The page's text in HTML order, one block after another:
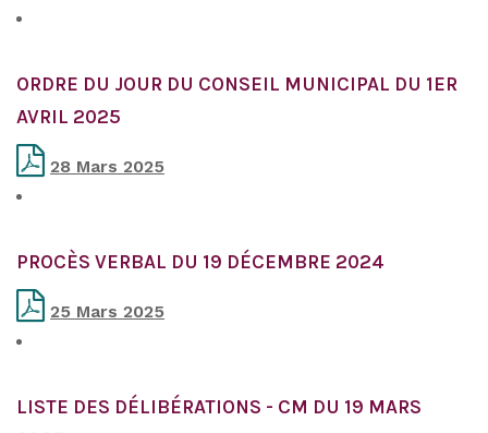
ORDRE DU JOUR DU CONSEIL MUNICIPAL DU 1ER
AVRIL 2025
28 Mars 2025
PROCÈS VERBAL DU 19 DÉCEMBRE 2024
25 Mars 2025
LISTE DES DÉLIBÉRATIONS - CM DU 19 MARS